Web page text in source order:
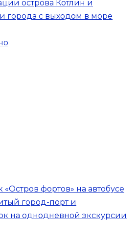
острова Котлин и
города с выходом в море
фортов» на автобусе
город-порт и
на однодневной экскурсии